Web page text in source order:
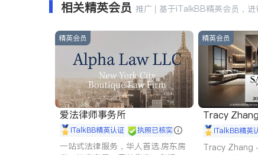
相关精英会员 推广 | 基于iTalkBB精英会员，进
精英会员
爱法律师事务所
iTalkBB精英认证 执照已核实
一站式法律服务，华人首选.房东房
精英会员
Tracy Zhang
iTalkBB精英
Tracy Zhang